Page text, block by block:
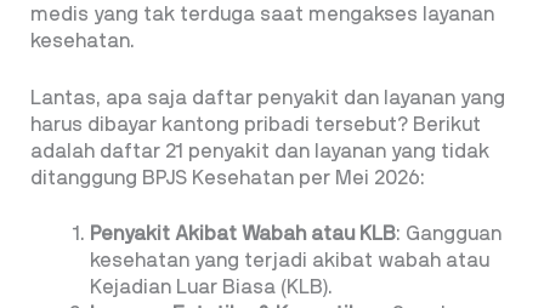
medis yang tak terduga saat mengakses layanan
kesehatan.
Lantas, apa saja daftar penyakit dan layanan yang
harus dibayar kantong pribadi tersebut? Berikut
adalah daftar 21 penyakit dan layanan yang tidak
ditanggung BPJS Kesehatan per Mei 2026:
Penyakit Akibat Wabah atau KLB: Gangguan
kesehatan yang terjadi akibat wabah atau
Kejadian Luar Biasa (KLB).